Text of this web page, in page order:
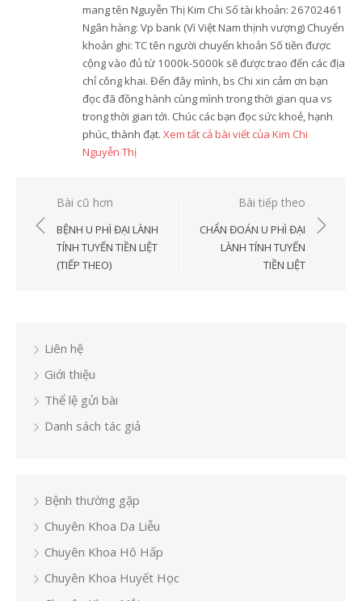
mang tên Nguyễn Thị Kim Chi Số tài khoản: 26702461
Ngân hàng: Vp bank (Vì Việt Nam thịnh vượng) Chuyển
khoản ghi: TC tên người chuyển khoản Số tiền được
cộng vào đủ từ 1000k-5000k sẽ được trao đến các địa
chỉ công khai. Đến đây mình, bs Chi xin cảm ơn bạn
đọc đã đồng hành cùng mình trong thời gian qua vs
trong thời gian tới. Chúc các bạn đọc sức khoẻ, hạnh
phúc, thành đạt. Xem tất cả bài viết của Kim Chi
Nguyễn Thị
Điều
hướng
viết
Bài cũ hơn
BỆNH U PHÌ ĐẠI LÀNH
TÍNH TUYẾN TIỀN LIỆT
(TIẾP THEO)
Bài tiếp theo
CHẨN ĐOÁN U PHÌ ĐẠI
LÀNH TÍNH TUYẾN
TIỀN LIỆT
Liên hệ
Giới thiệu
Thể lệ gửi bài
Danh sách tác giả
Bệnh thường gặp
Chuyên Khoa Da Liễu
Chuyên Khoa Hô Hấp
Chuyên Khoa Huyết Học